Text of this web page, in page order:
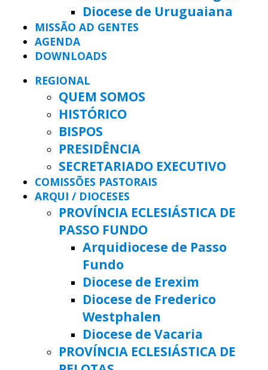
Diocese de Uruguaiana
MISSÃO AD GENTES
AGENDA
DOWNLOADS
REGIONAL
QUEM SOMOS
HISTÓRICO
BISPOS
PRESIDÊNCIA
SECRETARIADO EXECUTIVO
COMISSÕES PASTORAIS
ARQUI / DIOCESES
PROVÍNCIA ECLESIÁSTICA DE
PASSO FUNDO
Arquidiocese de Passo
Fundo
Diocese de Erexim
Diocese de Frederico
Westphalen
Diocese de Vacaria
PROVÍNCIA ECLESIÁSTICA DE